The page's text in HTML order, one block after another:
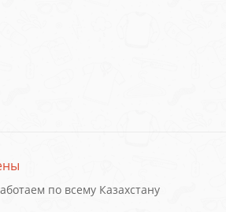
по всему Казахстану